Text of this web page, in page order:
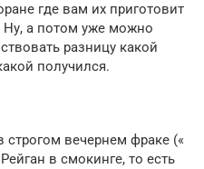
где вам их приготовит
а потом уже можно
разницу какой
получился.
строгом вечернем фраке («
в смокинге, то есть